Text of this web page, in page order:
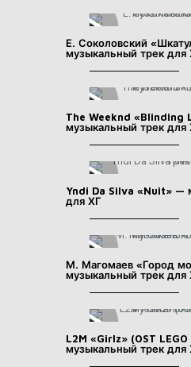
Е. Соколовский
музыкальный трек для
The Weeknd «Blinding
музыкальный трек для
Yndi Da Silva «Nuit» —
для ХГ
М. Магомаев «Город
музыкальный трек для
L2M «Girlz» (OST
музыкальный трек для